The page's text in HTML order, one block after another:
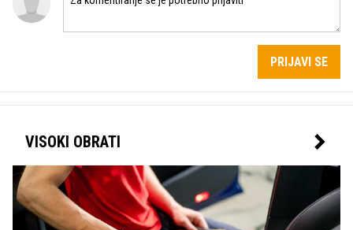
PRIJAVI SE
VISOKI OBRATI